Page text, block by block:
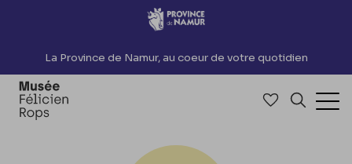
Accèder directement au contenu
La Province de Namur, au coeur de votre quotidien
Accéder à